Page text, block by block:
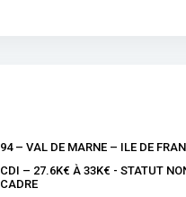
94 – VAL DE MARNE – ILE DE
CDI – 27.6K€ À 33K€ - STATUT
CADRE